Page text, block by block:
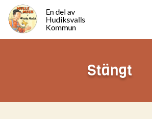
En del av
Hudiksvalls
Kommun
Stängt